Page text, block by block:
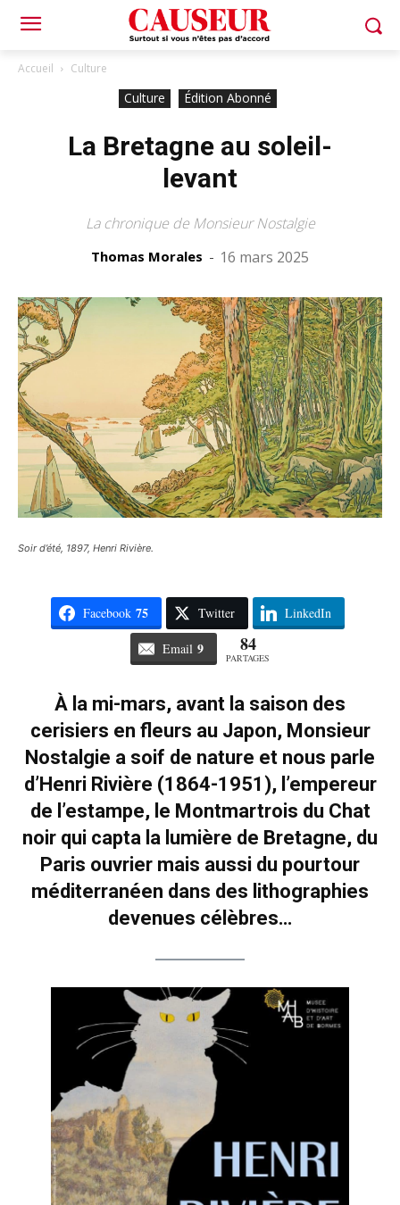
Accueil Culture
Culture Édition Abonné
La Bretagne au soleil-
levant
La chronique de Monsieur Nostalgie
Thomas Morales - 16 mars 2025
Soir d’été, 1897, Henri Rivière.
Facebook 75 Twitter LinkedIn
Email 9 84
PARTAGES
À la mi-mars, avant la saison des
cerisiers en fleurs au Japon, Monsieur
Nostalgie a soif de nature et nous parle
d’Henri Rivière (1864-1951), l’empereur
de l’estampe, le Montmartrois du Chat
noir qui capta la lumière de Bretagne, du
Paris ouvrier mais aussi du pourtour
méditerranéen dans des lithographies
devenues célèbres…